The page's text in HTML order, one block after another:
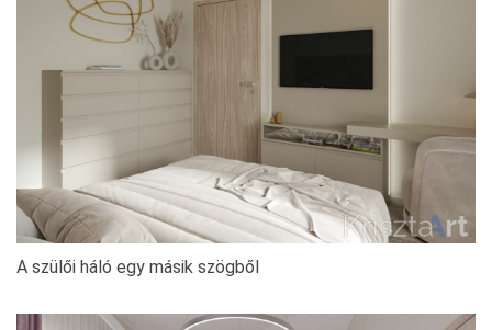
A szülői háló egy másik szögből